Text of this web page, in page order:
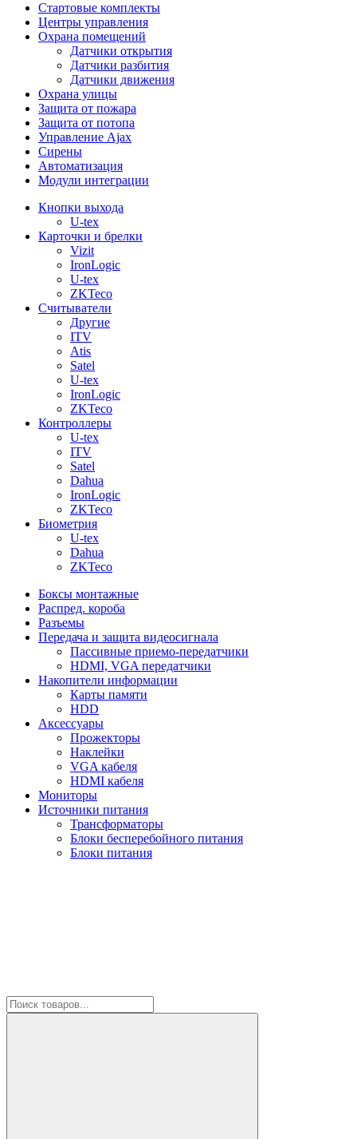
Стартовые комплекты
Центры управления
Охрана помещений
Датчики открытия
Датчики разбития
Датчики движения
Охрана улицы
Защита от пожара
Защита от потопа
Управление Ajax
Сирены
Автоматизация
Модули интеграции
Кнопки выхода
U-tex
Карточки и брелки
Vizit
IronLogic
U-tex
ZKTeco
Считыватели
Другие
ITV
Atis
Satel
U-tex
IronLogic
ZKTeco
Контроллеры
U-tex
ITV
Satel
Dahua
IronLogic
ZKTeco
Биометрия
U-tex
Dahua
ZKTeco
Боксы монтажные
Распред. короба
Разъемы
Передача и защита видеосигнала
Пассивные приемо-передатчики
HDMI, VGA передатчики
Накопители информации
Карты памяти
HDD
Аксессуары
Прожекторы
Наклейки
VGA кабеля
HDMI кабеля
Мониторы
Источники питания
Трансформаторы
Блоки бесперебойного питания
Блоки питания